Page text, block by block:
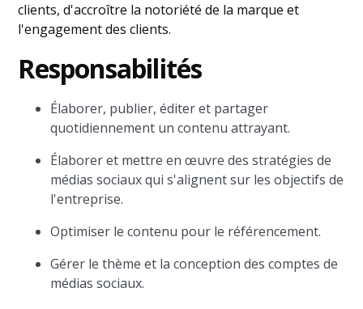
clients, d'accroître la notoriété de la marque et
l'engagement des clients.
Responsabilités
Élaborer, publier, éditer et partager
quotidiennement un contenu attrayant.
Élaborer et mettre en œuvre des stratégies de
médias sociaux qui s'alignent sur les objectifs de
l'entreprise.
Optimiser le contenu pour le référencement.
Gérer le thème et la conception des comptes de
médias sociaux.